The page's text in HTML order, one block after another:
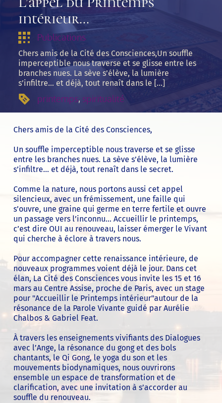
intérieur…
Publications
Chers amis de la Cité des Consciences,­Un souffle
imperceptible nous traverse et se glisse entre les
branches nues. La sève s’élève, la lumière
s’infiltre… et déjà, tout renaît dans le […]
printemps, spiritualité
Chers amis de la Cité des Consciences,
Un souffle imperceptible nous traverse et se glisse
entre les branches nues. La sève s’élève, la lumière
s’infiltre… et déjà, tout renaît dans le secret.
Comme la nature, nous portons aussi cet appel
silencieux, avec un frémissement, une faille qui
s’ouvre, une graine qui germe en terre fertile et ouvre
un passage vers l’inconnu… Accueillir le printemps,
c’est dire OUI au renouveau, laisser émerger le Vivant
qui cherche à éclore à travers nous.
Pour accompagner cette renaissance intérieure, de
nouveaux programmes voient déjà le jour. Dans cet
élan, La Cité des Consciences vous invite les 15 et 16
mars au Centre Assise, proche de Paris, avec un stage
pour "Accueillir le Printemps intérieur"autour de la
résonance de la Parole Vivante guidé par Aurélie
Chalbos & Gabriel Feat.
À travers les enseignements vivifiants des Dialogues
avec l’Ange, la résonance du gong et des bols
chantants, le Qi Gong, le yoga du son et les
mouvements biodynamiques, nous ouvrirons
ensemble un espace de transformation et de
clarification, avec une invitation à s’accorder au
souffle du renouveau.